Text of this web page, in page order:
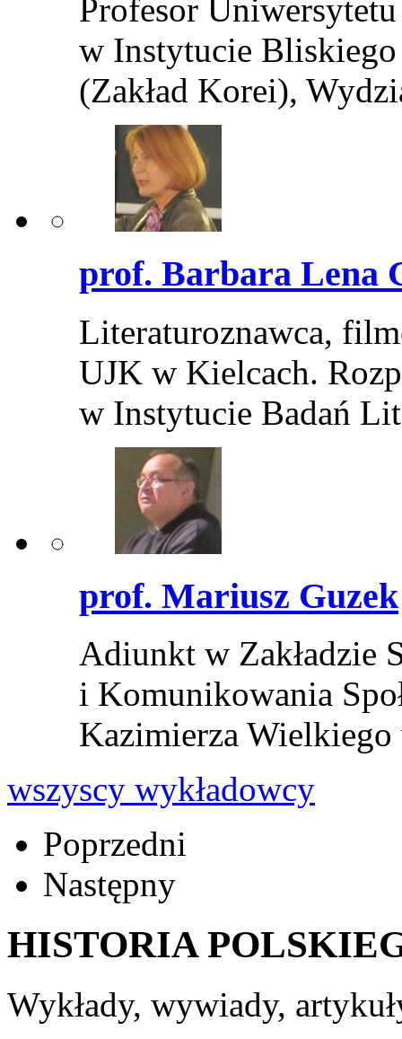
Profesor
w Instytucie
(Zakład Korei),
prof. Barbara Lena
Literaturoznawca,
UJK w Kielcach.
w Instytucie Badań
prof. Mariusz Guzek
Adiunkt w Zakładzie
i Komunikowania
Kazimierza
wszyscy wykładowcy
Poprzedni
Następny
HISTORIA
Wykłady, wywiady,